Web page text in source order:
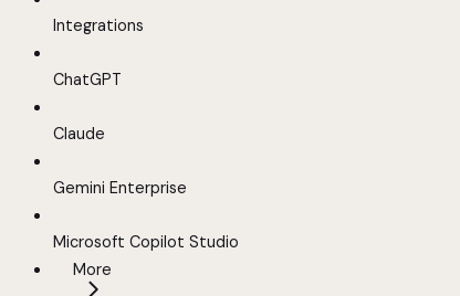
Integrations
ChatGPT
Claude
Gemini Enterprise
Microsoft Copilot Studio
More